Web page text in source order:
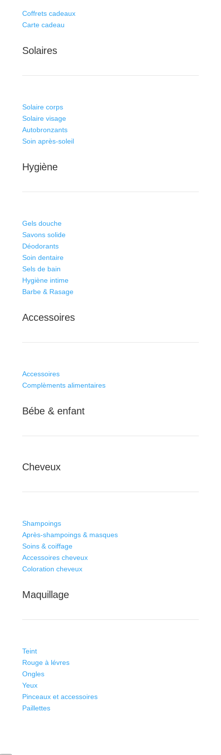
Coffrets cadeaux
Carte cadeau
Solaires
Solaire corps
Solaire visage
Autobronzants
Soin après-soleil
Hygiène
Gels douche
Savons solide
Déodorants
Soin dentaire
Sels de bain
Hygiène intime
Barbe & Rasage
Accessoires
Accessoires
Complèments alimentaires
Bébe & enfant
Cheveux
Shampoings
Après-shampoings & masques
Soins & coiffage
Accessoires cheveux
Coloration cheveux
Maquillage
Teint
Rouge à lévres
Ongles
Yeux
Pinceaux et accessoires
Paillettes